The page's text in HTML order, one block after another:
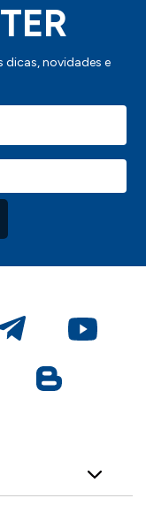
dicas, novidades e